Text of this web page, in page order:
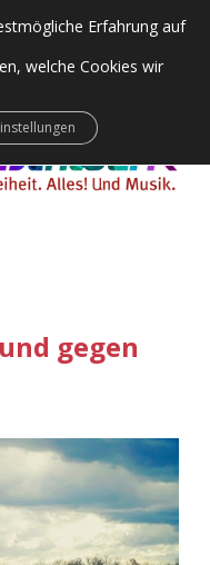
Menü
Menü
öffnen
2012
gegen
Erfahrung auf
welche Cookies wir